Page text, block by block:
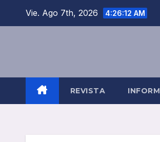
Vie. Ago 7th, 2026 4:26:13 AM
REVISTA